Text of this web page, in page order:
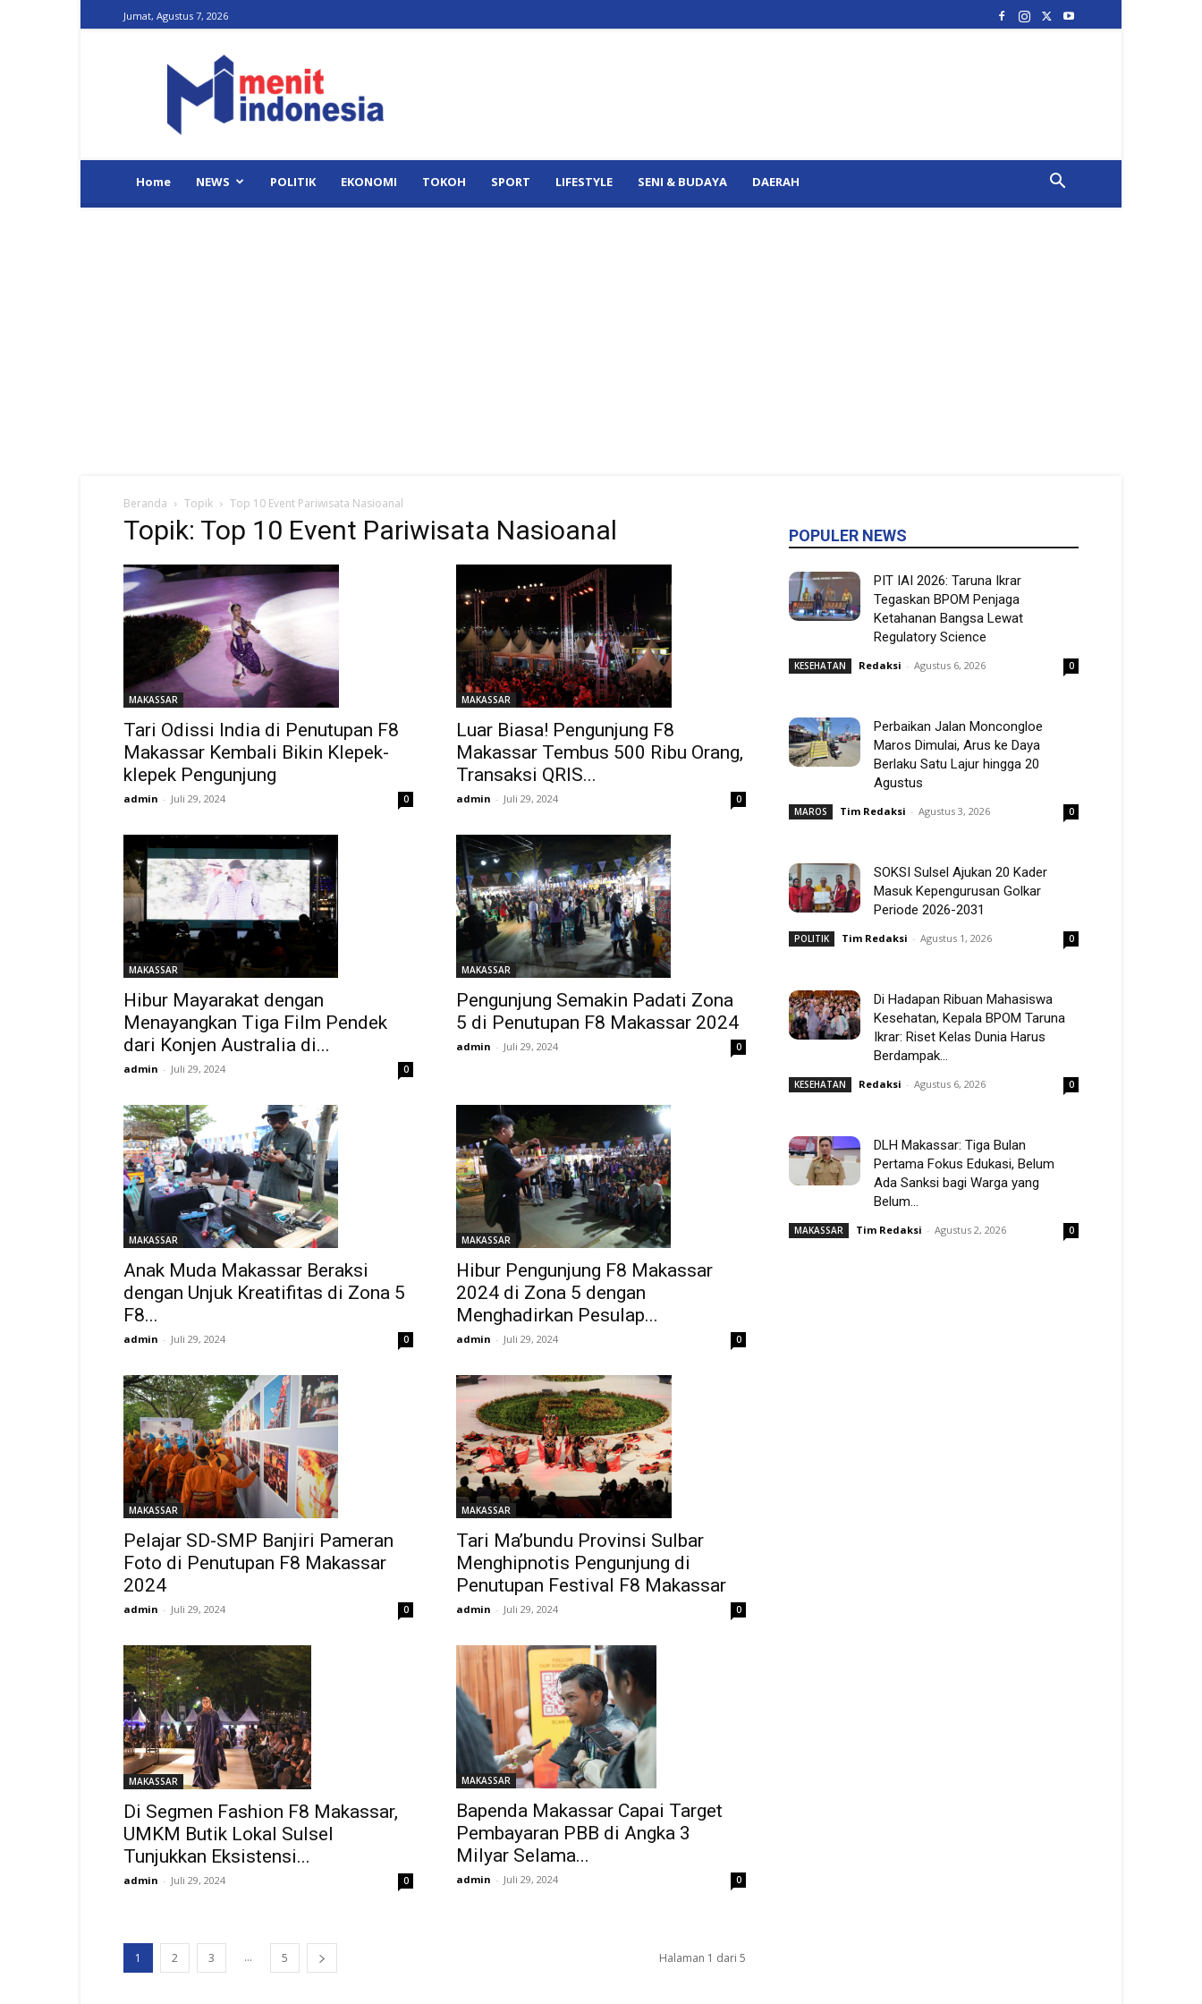
Jumat, Agustus 7, 2026
Indonesia
Home NEWS POLITIK EKONOMI TOKOH SPORT LIFESTYLE SENI & BUDAYA DAERAH
Beranda Topik Top 10 Event Pariwisata Nasioanal
Topik: Top 10 Event Pariwisata Nasioanal
MAKASSAR
Tari Odissi India di Penutupan F8
Makassar Kembali Bikin Klepek-
klepek Pengunjung
admin - Juli 29, 2024 0
MAKASSAR
Luar Biasa! Pengunjung F8
Makassar Tembus 500 Ribu Orang,
Transaksi QRIS...
admin - Juli 29, 2024 0
MAKASSAR
Hibur Mayarakat dengan
Menayangkan Tiga Film Pendek
dari Konjen Australia di...
admin - Juli 29, 2024 0
MAKASSAR
Pengunjung Semakin Padati Zona
5 di Penutupan F8 Makassar 2024
admin - Juli 29, 2024 0
MAKASSAR
Anak Muda Makassar Beraksi
dengan Unjuk Kreatifitas di Zona 5
F8...
admin - Juli 29, 2024 0
MAKASSAR
Hibur Pengunjung F8 Makassar
2024 di Zona 5 dengan
Menghadirkan Pesulap...
admin - Juli 29, 2024 0
MAKASSAR
Pelajar SD-SMP Banjiri Pameran
Foto di Penutupan F8 Makassar
2024
admin - Juli 29, 2024 0
MAKASSAR
Tari Ma’bundu Provinsi Sulbar
Menghipnotis Pengunjung di
Penutupan Festival F8 Makassar
admin - Juli 29, 2024 0
MAKASSAR
Di Segmen Fashion F8 Makassar,
UMKM Butik Lokal Sulsel
Tunjukkan Eksistensi...
admin - Juli 29, 2024 0
MAKASSAR
Bapenda Makassar Capai Target
Pembayaran PBB di Angka 3
Milyar Selama...
admin - Juli 29, 2024 0
1 2 3 ... 5 Halaman 1 dari 5
POPULER NEWS
PIT IAI 2026: Taruna Ikrar
Tegaskan BPOM Penjaga
Ketahanan Bangsa Lewat
Regulatory Science
KESEHATAN Redaksi - Agustus 6, 2026 0
Perbaikan Jalan Moncongloe
Maros Dimulai, Arus ke Daya
Berlaku Satu Lajur hingga 20
Agustus
MAROS Tim Redaksi - Agustus 3, 2026 0
SOKSI Sulsel Ajukan 20 Kader
Masuk Kepengurusan Golkar
Periode 2026-2031
POLITIK Tim Redaksi - Agustus 1, 2026 0
Di Hadapan Ribuan Mahasiswa
Kesehatan, Kepala BPOM Taruna
Ikrar: Riset Kelas Dunia Harus
Berdampak...
KESEHATAN Redaksi - Agustus 6, 2026 0
DLH Makassar: Tiga Bulan
Pertama Fokus Edukasi, Belum
Ada Sanksi bagi Warga yang
Belum...
MAKASSAR Tim Redaksi - Agustus 2, 2026 0